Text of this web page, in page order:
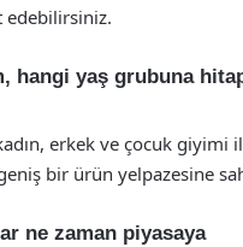
edebilirsiniz.
hangi yaş grubuna
erkek ve çocuk giyimi
bir ürün yelpazesine
ne zaman piyasaya